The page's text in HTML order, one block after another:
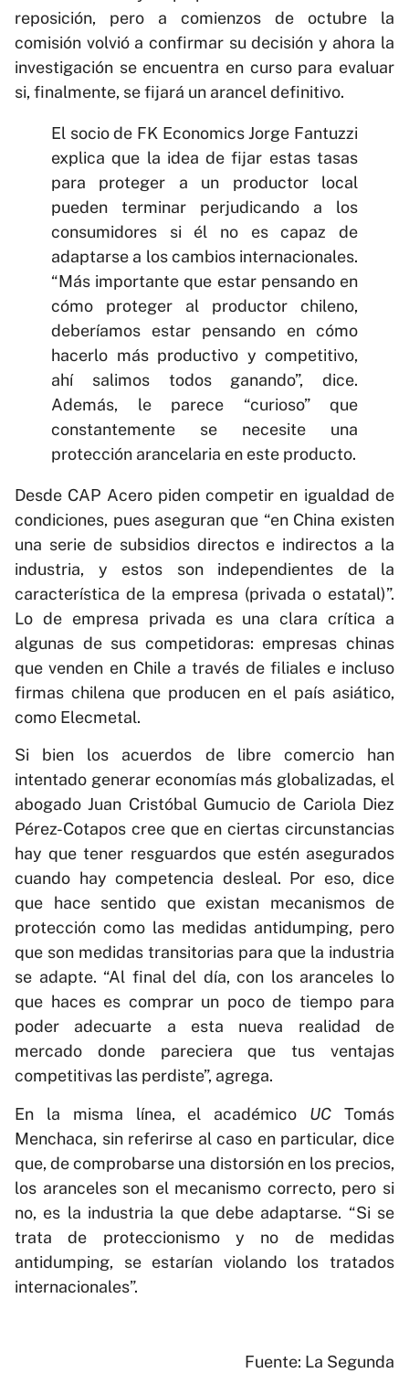
reposición, pero a comienzos de octubre la
comisión volvió a confirmar su decisión y ahora la
investigación se encuentra en curso para evaluar
si, finalmente, se fijará un arancel definitivo.
El socio de FK Economics Jorge Fantuzzi
explica que la idea de fijar estas tasas
para proteger a un productor local
pueden terminar perjudicando a los
consumidores si él no es capaz de
adaptarse a los cambios internacionales.
“Más importante que estar pensando en
cómo proteger al productor chileno,
deberíamos estar pensando en cómo
hacerlo más productivo y competitivo,
ahí salimos todos ganando”, dice.
Además, le parece “curioso” que
constantemente se necesite una
protección arancelaria en este producto.
Desde CAP Acero piden competir en igualdad de
condiciones, pues aseguran que “en China existen
una serie de subsidios directos e indirectos a la
industria, y estos son independientes de la
característica de la empresa (privada o estatal)”.
Lo de empresa privada es una clara crítica a
algunas de sus competidoras: empresas chinas
que venden en Chile a través de filiales e incluso
firmas chilena que producen en el país asiático,
como Elecmetal.
Si bien los acuerdos de libre comercio han
intentado generar economías más globalizadas, el
abogado Juan Cristóbal Gumucio de Cariola Diez
Pérez-Cotapos cree que en ciertas circunstancias
hay que tener resguardos que estén asegurados
cuando hay competencia desleal. Por eso, dice
que hace sentido que existan mecanismos de
protección como las medidas antidumping, pero
que son medidas transitorias para que la industria
se adapte. “Al final del día, con los aranceles lo
que haces es comprar un poco de tiempo para
poder adecuarte a esta nueva realidad de
mercado donde pareciera que tus ventajas
competitivas las perdiste”, agrega.
En la misma línea, el académico UC Tomás
Menchaca, sin referirse al caso en particular, dice
que, de comprobarse una distorsión en los precios,
los aranceles son el mecanismo correcto, pero si
no, es la industria la que debe adaptarse. “Si se
trata de proteccionismo y no de medidas
antidumping, se estarían violando los tratados
internacionales”.
Fuente: La Segunda